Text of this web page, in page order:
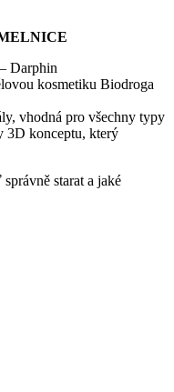
Darphin
kosmetiku Biodroga
vhodná pro všechny typy
3D konceptu, který
starat a jaké